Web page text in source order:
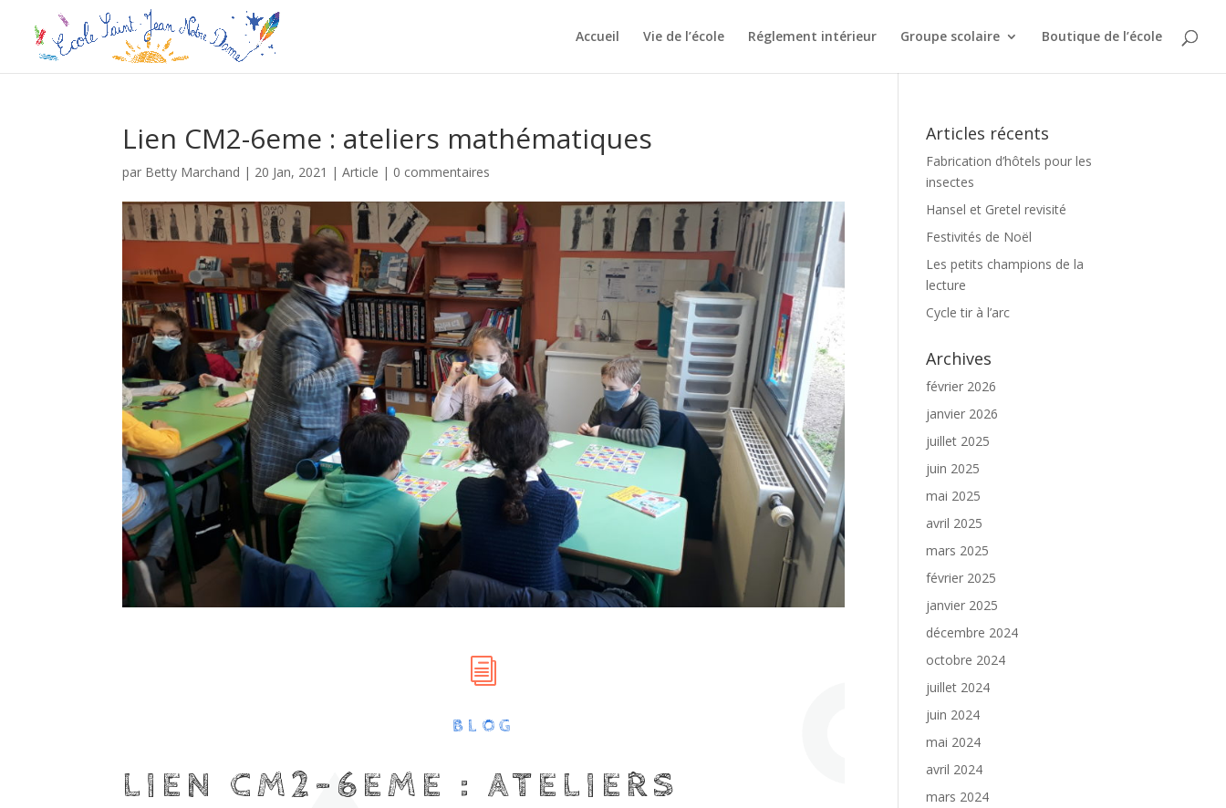
Accueil Vie de l’école Réglement intérieur Groupe scolaire Boutique de l’école
Lien CM2-6eme : ateliers mathématiques
par Betty Marchand | 20 Jan, 2021 |Article | 0 commentaires
i
BLOG
LIEN CM2-6EME : ATELIERS
Articles récents
Fabrication d’hôtels pour les
insectes
Hansel et Gretel revisité
Festivités de Noël
Les petits champions de la
lecture
Cycle tir à l’arc
Archives
février 2026
janvier 2026
juillet 2025
juin 2025
mai 2025
avril 2025
mars 2025
février 2025
janvier 2025
décembre 2024
octobre 2024
juillet 2024
juin 2024
mai 2024
avril 2024
mars 2024